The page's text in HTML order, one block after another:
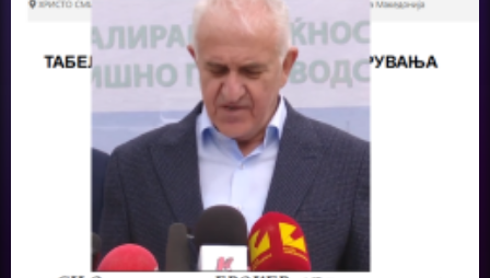
Екологија
Економија
Здравје
trending_flat